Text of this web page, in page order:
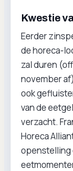
Kwestie
Eerder
de horeca-
zal duren
november
ook
van de
verzacht.
Horeca
openstelling